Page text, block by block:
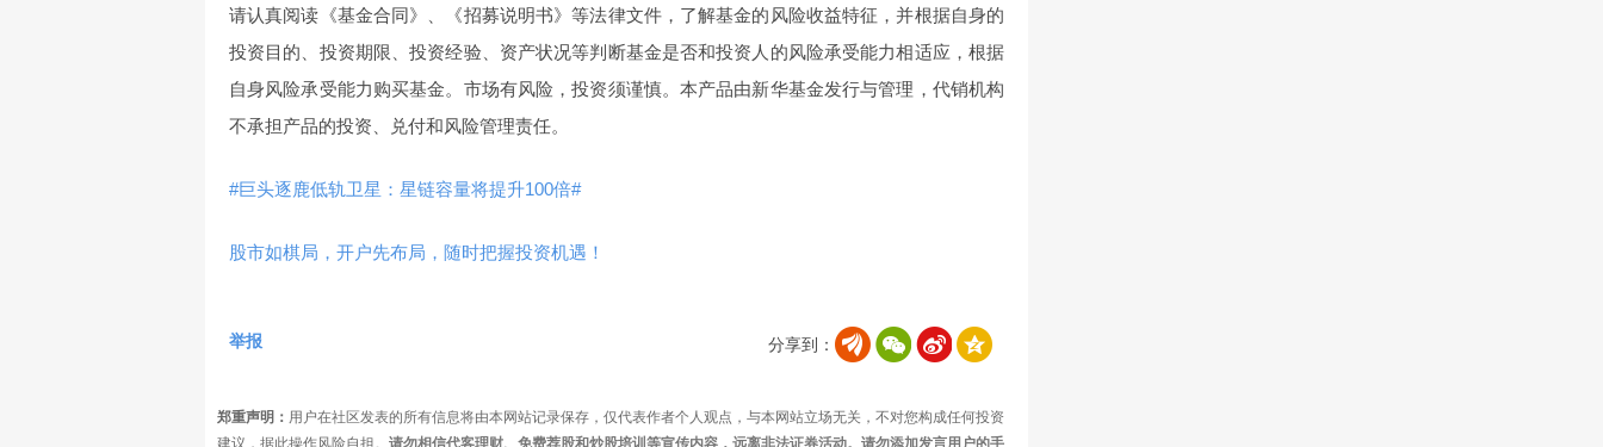
请认真阅读《基金合同》、《招募说明书》等法律文件，了解基金的风险收益特征，并根据自身的
投资目的、投资期限、投资经验、资产状况等判断基金是否和投资人的风险承受能力相适应，根据
自身风险承受能力购买基金。市场有风险，投资须谨慎。本产品由新华基金发行与管理，代销机构
不承担产品的投资、兑付和风险管理责任。
#巨头逐鹿低轨卫星：星链容量将提升100倍#
股市如棋局，开户先布局，随时把握投资机遇！
分享到：
举报
郑重声明： 用户在社区发表的所有信息将由本网站记录保存，仅代表作者个人观点，与本网站立场无关，不对您构成任何投资
建议，据此操作风险自担。 请勿相信代客理财、免费荐股和炒股培训等宣传内容，远离非法证券活动。请勿添加发言用户的手